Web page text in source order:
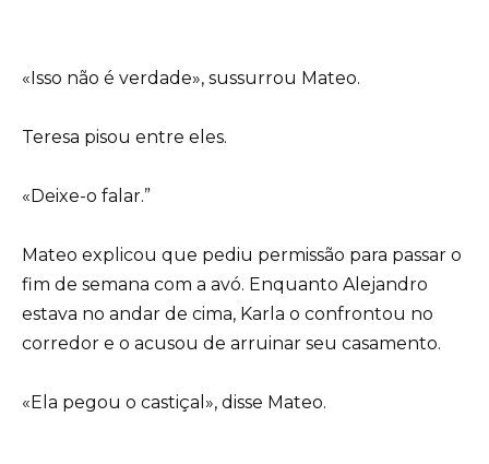
«Isso não é verdade», sussurrou Mateo.
Teresa pisou entre eles.
«Deixe-o falar.”
Mateo explicou que pediu permissão para passar o
fim de semana com a avó. Enquanto Alejandro
estava no andar de cima, Karla o confrontou no
corredor e o acusou de arruinar seu casamento.
«Ela pegou o castiçal», disse Mateo.